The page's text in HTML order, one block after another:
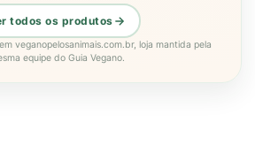
todos os produtos
veganopelosanimais.com.br, loja mantida pela
equipe do Guia Vegano.